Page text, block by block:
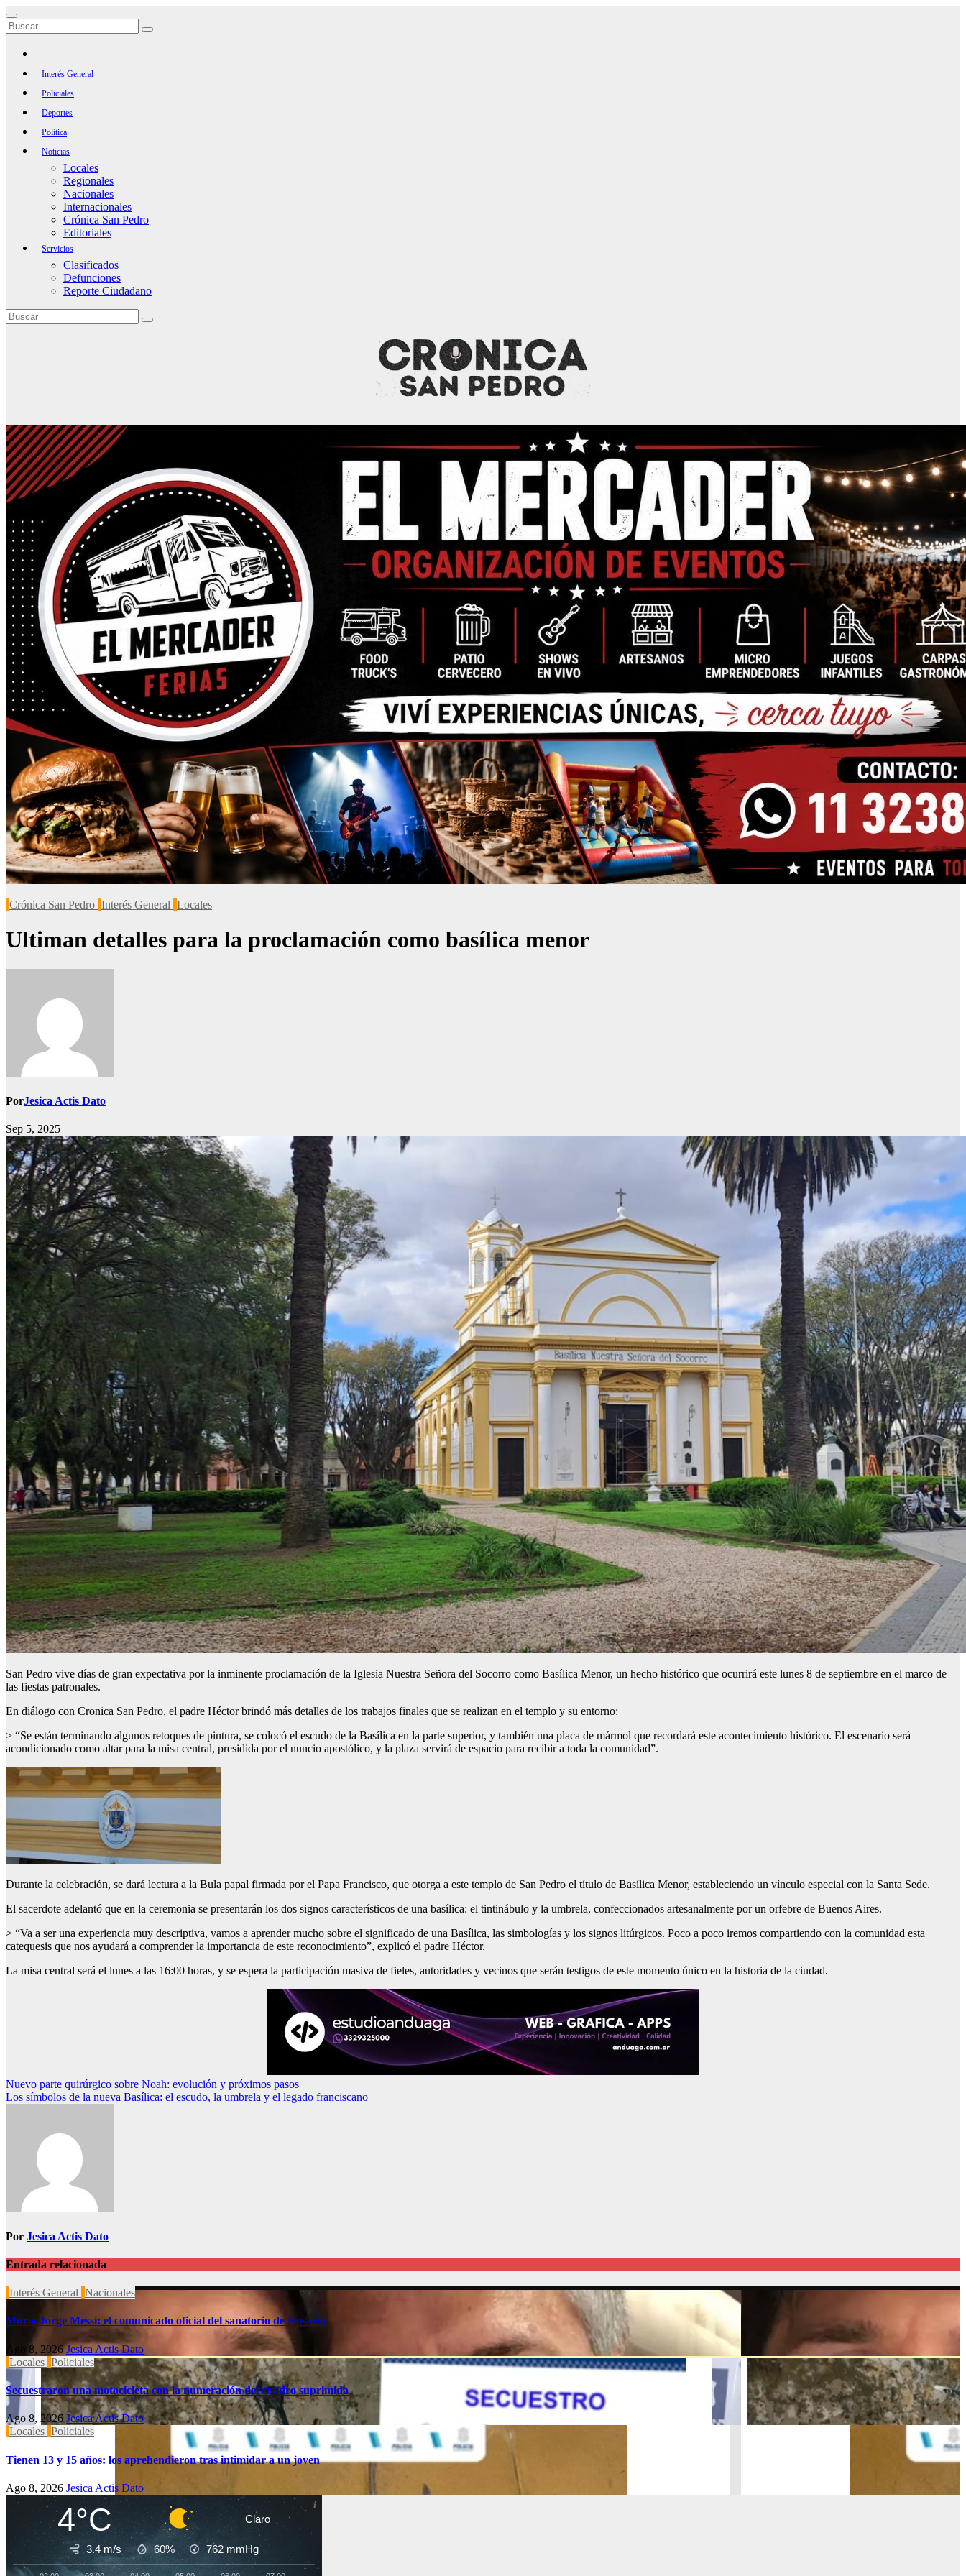
Saltar
al
contenido
Interés General
Policiales
Deportes
Política
Noticias
Locales
Regionales
Nacionales
Internacionales
Crónica San Pedro
Editoriales
Servicios
Clasificados
Defunciones
Reporte Ciudadano
Crónica San Pedro Interés General Locales
Ultiman detalles para la proclamación como basílica menor
PorJesica Actis Dato
Sep 5, 2025
San Pedro vive días de gran expectativa por la inminente proclamación de la Iglesia Nuestra Señora del Socorro como Basílica Menor, un hecho histórico que ocurrirá este lunes 8 de septiembre en el marco de
las fiestas patronales.
En diálogo con Cronica San Pedro, el padre Héctor brindó más detalles de los trabajos finales que se realizan en el templo y su entorno:
> “Se están terminando algunos retoques de pintura, se colocó el escudo de la Basílica en la parte superior, y también una placa de mármol que recordará este acontecimiento histórico. El escenario será
acondicionado como altar para la misa central, presidida por el nuncio apostólico, y la plaza servirá de espacio para recibir a toda la comunidad”.
Durante la celebración, se dará lectura a la Bula papal firmada por el Papa Francisco, que otorga a este templo de San Pedro el título de Basílica Menor, estableciendo un vínculo especial con la Santa Sede.
El sacerdote adelantó que en la ceremonia se presentarán los dos signos característicos de una basílica: el tintinábulo y la umbrela, confeccionados artesanalmente por un orfebre de Buenos Aires.
> “Va a ser una experiencia muy descriptiva, vamos a aprender mucho sobre el significado de una Basílica, las simbologías y los signos litúrgicos. Poco a poco iremos compartiendo con la comunidad esta
catequesis que nos ayudará a comprender la importancia de este reconocimiento”, explicó el padre Héctor.
La misa central será el lunes a las 16:00 horas, y se espera la participación masiva de fieles, autoridades y vecinos que serán testigos de este momento único en la historia de la ciudad.
Navegación
de
Nuevo parte quirúrgico sobre Noah: evolución y próximos pasos
Los símbolos de la nueva Basílica: el escudo, la umbrela y el legado franciscano
Por Jesica Actis Dato
Entrada relacionada
Interés General Nacionales
Murió Jorge Messi: el comunicado oficial del sanatorio de Rosario
Ago 8, 2026Jesica Actis Dato
Locales Policiales
Secuestraron una motocicleta con la numeración del cuadro suprimida
Ago 8, 2026 Jesica Actis Dato
Locales Policiales
Tienen 13 y 15 años: los aprehendieron tras intimidar a un joven
Ago 8, 2026 Jesica Actis Dato
4°C Claro
3.4 m/s 60% 762 mmHg